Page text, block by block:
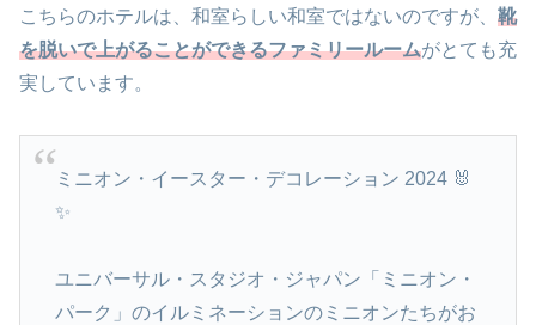
こちらのホテルは、和室らしい和室ではないのですが、 靴
を脱いで上がることができるファミリールームがとても充
実しています。
ミニオン・イースター・デコレーション 2024 🐰
✨
ユニバーサル・スタジオ・ジャパン「ミニオン・
パーク」のイルミネーションのミニオンたちがお